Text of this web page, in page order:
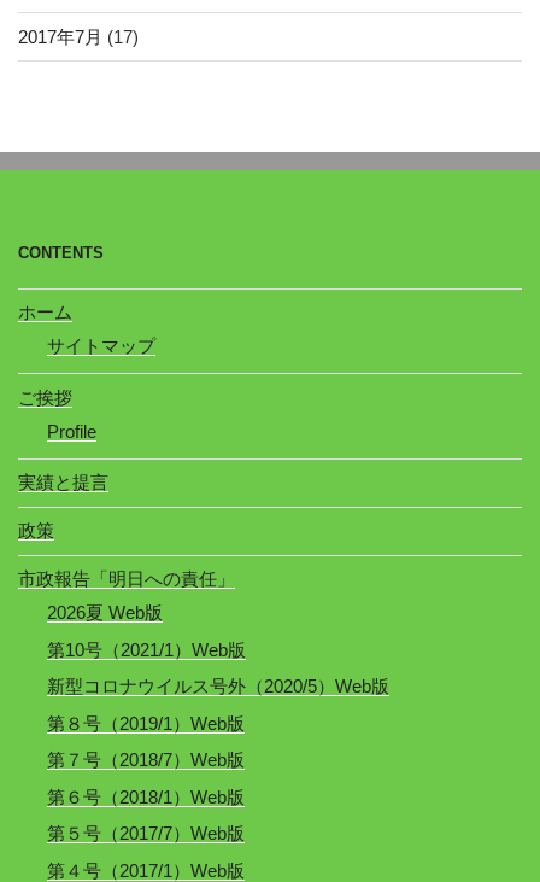
2017年7月 (17)
CONTENTS
ホーム
サイトマップ
ご挨拶
Profile
実績と提言
政策
市政報告「明日への責任」
2026夏 Web版
第10号（2021/1）Web版
新型コロナウイルス号外（2020/5）Web版
第８号（2019/1）Web版
第７号（2018/7）Web版
第６号（2018/1）Web版
第５号（2017/7）Web版
第４号（2017/1）Web版